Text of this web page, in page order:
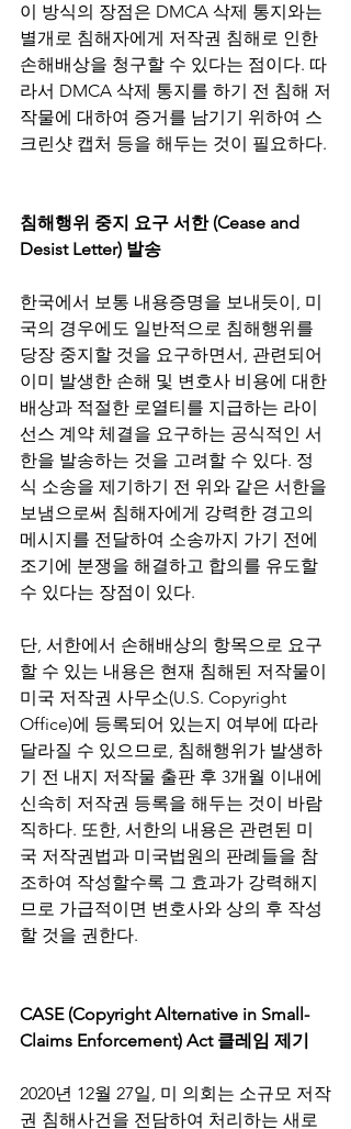
이 방식의 장점은 DMCA 삭제 통지와는
별개로 침해자에게 저작권 침해로 인한
손해배상을 청구할 수 있다는 점이다. 따
라서 DMCA 삭제 통지를 하기 전 침해 저
작물에 대하여 증거를 남기기 위하여 스
크린샷 캡처 등을 해두는 것이 필요하다.
침해행위 중지 요구 서한 (Cease and
Desist Letter) 발송
한국에서 보통 내용증명을 보내듯이, 미
국의 경우에도 일반적으로 침해행위를
당장 중지할 것을 요구하면서, 관련되어
이미 발생한 손해 및 변호사 비용에 대한
배상과 적절한 로열티를 지급하는 라이
선스 계약 체결을 요구하는 공식적인 서
한을 발송하는 것을 고려할 수 있다. 정
식 소송을 제기하기 전 위와 같은 서한을
보냄으로써 침해자에게 강력한 경고의
메시지를 전달하여 소송까지 가기 전에
조기에 분쟁을 해결하고 합의를 유도할
수 있다는 장점이 있다.
단, 서한에서 손해배상의 항목으로 요구
할 수 있는 내용은 현재 침해된 저작물이
미국 저작권 사무소(U.S. Copyright
Office)에 등록되어 있는지 여부에 따라
달라질 수 있으므로, 침해행위가 발생하
기 전 내지 저작물 출판 후 3개월 이내에
신속히 저작권 등록을 해두는 것이 바람
직하다. 또한, 서한의 내용은 관련된 미
국 저작권법과 미국법원의 판례들을 참
조하여 작성할수록 그 효과가 강력해지
므로 가급적이면 변호사와 상의 후 작성
할 것을 권한다.
CASE (Copyright Alternative in Small-
Claims Enforcement) Act 클레임 제기
2020년 12월 27일, 미 의회는 소규모 저작
권 침해사건을 전담하여 처리하는 새로